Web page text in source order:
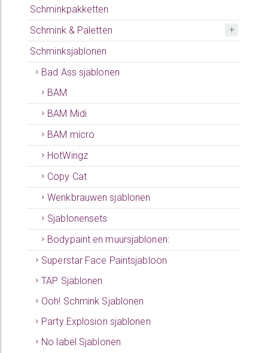
Schminkpakketten
Schmink & Paletten
Schminksjablonen
Bad Ass sjablonen
BAM
BAM Midi
BAM micro
HotWingz
Copy Cat
Wenkbrauwen sjablonen
Sjablonensets
Bodypaint en muursjablonen:
Superstar Face Paintsjabloon
TAP Sjablonen
Ooh! Schmink Sjablonen
Party Explosion sjablonen
No label Sjablonen